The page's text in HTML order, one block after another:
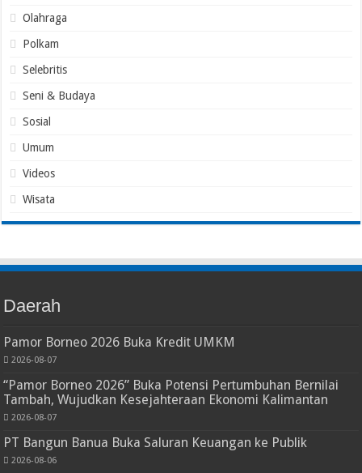
Olahraga
Polkam
Selebritis
Seni & Budaya
Sosial
Umum
Videos
Wisata
Daerah
Pamor Borneo 2026 Buka Kredit UMKM
2026-08-07
“Pamor Borneo 2026” Buka Potensi Pertumbuhan Bernilai
Tambah, Wujudkan Kesejahteraan Ekonomi Kalimantan
2026-08-07
PT Bangun Banua Buka Saluran Keuangan ke Publik
2026-08-06